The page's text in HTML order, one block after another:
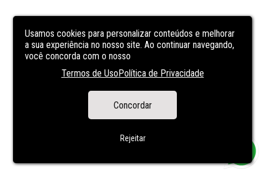
Usamos cookies para personalizar conteúdos e melhorar
a sua experiência no nosso site. Ao continuar navegando,
você concorda com o nosso
Termos de UsoPolítica de Privacidade
Concordar
Rejeitar